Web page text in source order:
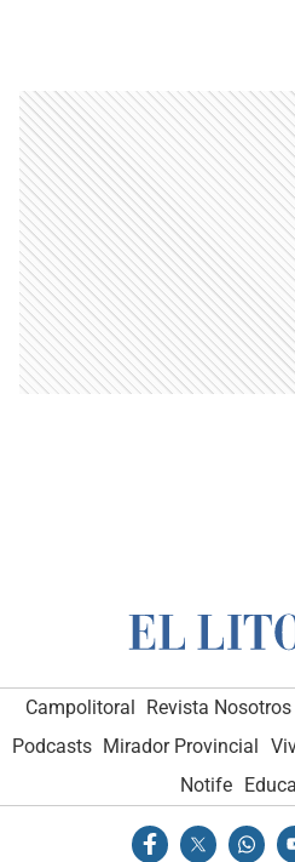
Campolitoral Revista Nosotros
Podcasts Mirador Provincial
Notife